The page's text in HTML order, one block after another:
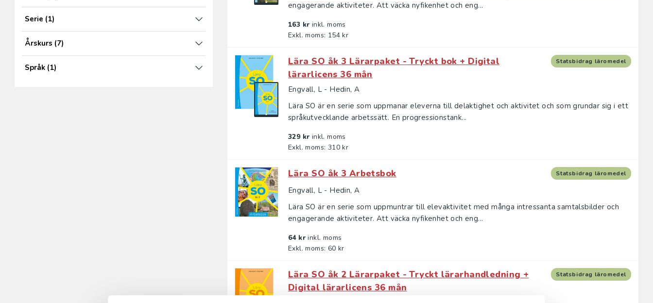
Serie (1)
Årskurs (7)
Språk (1)
engagerande aktiviteter. Att väcka nyfikenhet och eng...
163 kr inkl. moms
Exkl. moms: 154 kr
Lära SO åk 3 Lärarpaket - Tryckt bok + Digital
lärarlicens 36 mån
Statsbidrag läromedel
Engvall, L - Hedin, A
Lära SO är en serie som uppmanar eleverna till delaktighet och aktivitet och som grundar sig i ett
språkutvecklande arbetssätt. En progressionstank...
329 kr inkl. moms
Exkl. moms: 310 kr
Lära SO åk 3 Arbetsbok Statsbidrag läromedel
Engvall, L - Hedin, A
Lära SO är en serie som uppmuntrar till elevaktivitet med många intressanta samtalsbilder och
engagerande aktiviteter. Att väcka nyfikenhet och eng...
64 krinkl. moms
Exkl. moms: 60 kr
Lära SO åk 2 Lärarpaket - Tryckt lärarhandledning +
Digital lärarlicens 36 mån
Statsbidrag läromedel